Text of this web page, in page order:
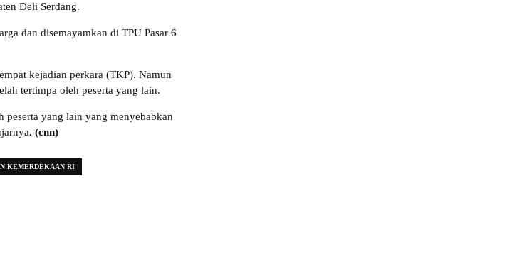
Deli Serdang.
dan disemayamkan di TPU Pasar 6
kejadian perkara (TKP). Namun
tertimpa oleh peserta yang lain.
peserta yang lain yang menyebabkan
. (cnn)
KEMERDEKAAN RI